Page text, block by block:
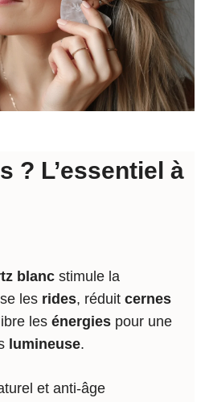
? L’essentiel à
blanc stimule la
les rides, réduit cernes
les énergies pour une
lumineuse.
et anti-âge